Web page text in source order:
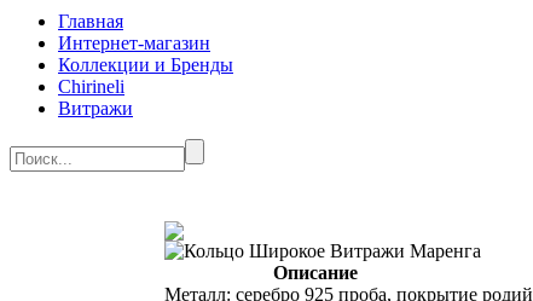
Главная
Интернет-магазин
Коллекции и Бренды
Chirineli
Витражи
Описание
Металл: серебро 925 проба, покрытие родий